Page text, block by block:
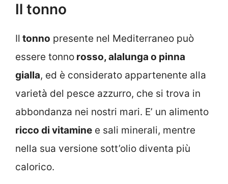
Il tonno
Il tonno presente nel Mediterraneo può
essere tonno rosso, alalunga o pinna
gialla, ed è considerato appartenente alla
varietà del pesce azzurro, che si trova in
abbondanza nei nostri mari. E’ un alimento
ricco di vitamine e sali minerali, mentre
nella sua versione sott’olio diventa più
calorico.